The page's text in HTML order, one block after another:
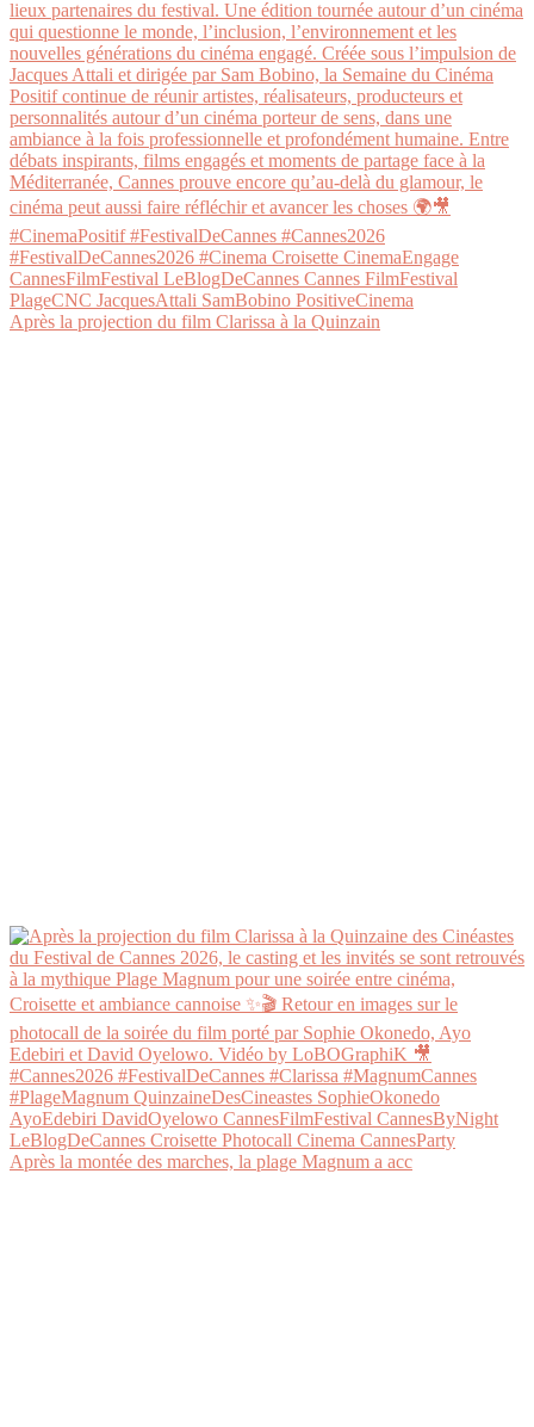
Après la projection du film Clarissa à la Quinzain
Après la montée des marches, la plage Magnum a acc